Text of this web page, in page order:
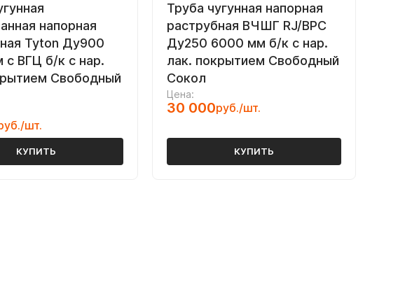
напорная
Tyton Ду900
ВГЦ б/к с нар.
Свободный
шт.
КУПИТЬ
Труба чугунная напорная
раструбная ВЧШГ RJ/ВРС
Ду250 6000 мм б/к с нар.
лак. покрытием Свободный
Сокол
Цена:
30 000руб./шт.
КУПИТЬ